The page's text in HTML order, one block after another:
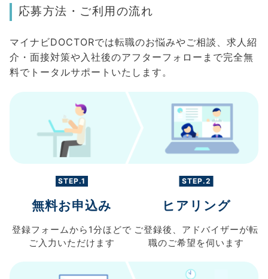
応募方法・ご利用の流れ
マイナビDOCTORでは転職のお悩みやご相談、求人紹
介・面接対策や入社後のアフターフォローまで完全無
料でトータルサポートいたします。
STEP.1
無料お申込み
登録フォームから 1分ほどで
ご入力 いただけます
STEP.2
ヒアリング
ご登録後、 アドバイザーが転
職のご希望を伺います